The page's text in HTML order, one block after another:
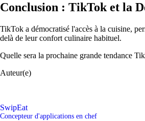
Conclusion : TikTok et la
TikTok a démocratisé l'accès à la cuisine,
delà de leur confort culinaire habituel.
Quelle sera la prochaine grande tendance
Auteur(e)
SwipEat
Concepteur d'applications en chef